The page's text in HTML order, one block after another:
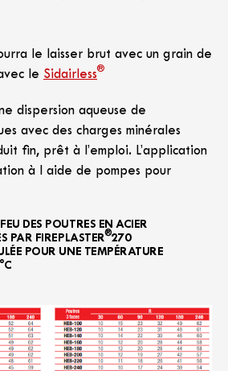
le laisser brut avec un grain de
le Sidairless®
dispersion aqueuse de
avec des charges minérales
fin, prêt à l’emploi. L’application
à l aide de pompes pour
DES POUTRES EN ACIER
PAR FIREPLASTER®270
POUR UNE TEMPÉRATURE